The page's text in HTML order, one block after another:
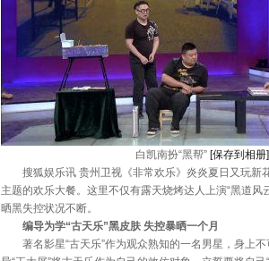
白凯南扮“黑帮” [保存到相册]
搜狐娱乐讯 贵州卫视《非常欢乐》炎炎夏日又玩新
主题的欢乐大餐。这里不仅有露天烧烤达人上演“黑道
晒黑失控状况不断。
编导为学“古天乐”黑皮肤 失控暴晒一个月
著名影星“古天乐”作为观众熟知的一名男星，身上不